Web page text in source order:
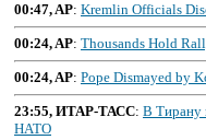
00:47, AP: Kremlin Officials
00:24, AP: Thousands Hold
00:24, AP: Pope Dismayed by
23:55, ИТАР-ТАСС: В Тирану
НАТО